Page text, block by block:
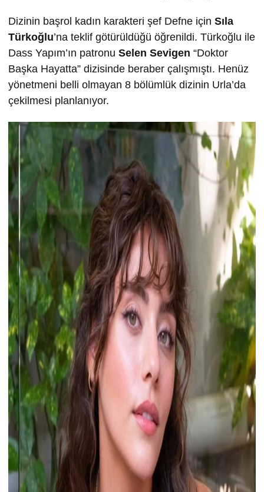
Dizinin başrol kadın karakteri şef Defne için Sıla
Türkoğlu’na teklif götürüldüğü öğrenildi. Türkoğlu ile
Dass Yapım’ın patronu Selen Sevigen “Doktor
Başka Hayatta” dizisinde beraber çalışmıştı. Henüz
yönetmeni belli olmayan 8 bölümlük dizinin Urla’da
çekilmesi planlanıyor.